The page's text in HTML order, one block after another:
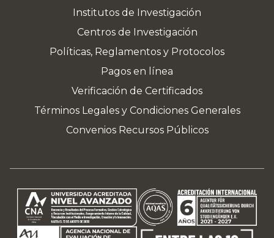
Institutos de Investigación
Centros de Investigación
Políticas, Reglamentos y Protocolos
Pagos en línea
Verificación de Certificados
Términos Legales y Condiciones Generales
Convenios Recursos Públicos